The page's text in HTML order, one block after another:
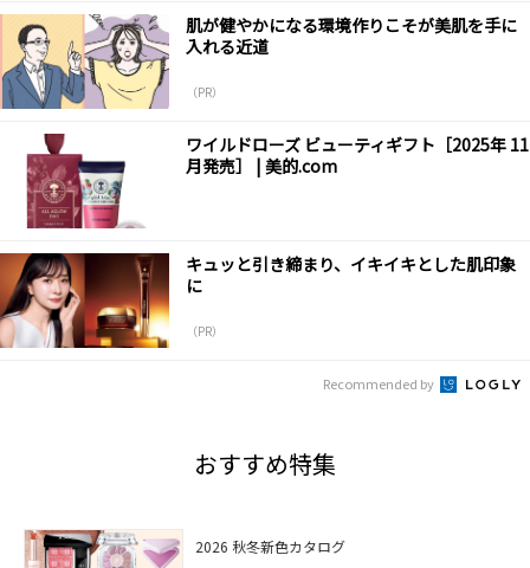
肌が健やかになる環境作りこそが美肌を手に
入れる近道
（PR）
ワイルドローズ ビューティギフト［2025年 11
月発売］ | 美的.com
キュッと引き締まり、イキイキとした肌印象
に
（PR）
Recommended by
おすすめ特集
2026 秋冬新色カタログ